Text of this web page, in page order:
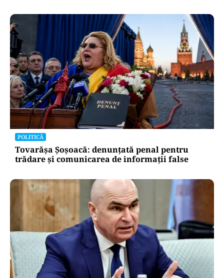
POLITICĂ
Tovarășa Șoșoacă: denunțată penal pentru
trădare și comunicarea de informații false